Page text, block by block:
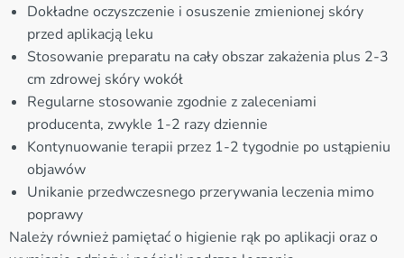
Dokładne oczyszczenie i osuszenie zmienionej skóry
przed aplikacją leku
Stosowanie preparatu na cały obszar zakażenia plus 2-3
cm zdrowej skóry wokół
Regularne stosowanie zgodnie z zaleceniami
producenta, zwykle 1-2 razy dziennie
Kontynuowanie terapii przez 1-2 tygodnie po ustąpieniu
objawów
Unikanie przedwczesnego przerywania leczenia mimo
poprawy
Należy również pamiętać o higienie rąk po aplikacji oraz o